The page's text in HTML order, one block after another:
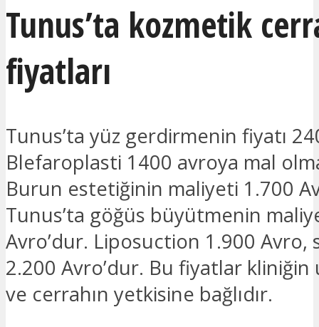
Tunus’ta kozmetik
fiyatları
Tunus’ta yüz gerdirmenin fiyatı
Blefaroplasti 1400 avroya mal
Burun estetiğinin maliyeti 1.700
Tunus’ta göğüs büyütmenin
Avro’dur. Liposuction 1.900 Avro,
2.200 Avro’dur. Bu fiyatlar kliniğin
ve cerrahın yetkisine bağlıdır.